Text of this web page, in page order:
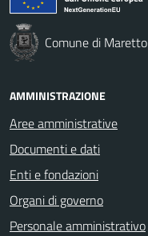
Comune di Maretto
AMMINISTRAZIONE
Aree amministrative
Documenti e dati
Enti e fondazioni
Organi di governo
Personale amministrativo